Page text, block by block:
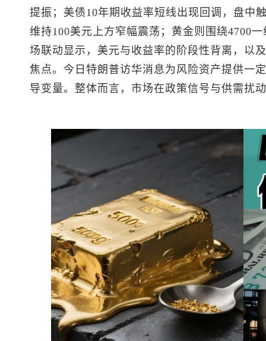
提振；美债10年期收益率短线出现回调，盘中
维持100美元上方窄幅震荡；黄金则围绕4700
场联动显示，美元与收益率的阶段性背离，以
焦点。今日特朗普访华消息为风险资产提供一
导变量。整体而言，市场在政策信号与供需扰